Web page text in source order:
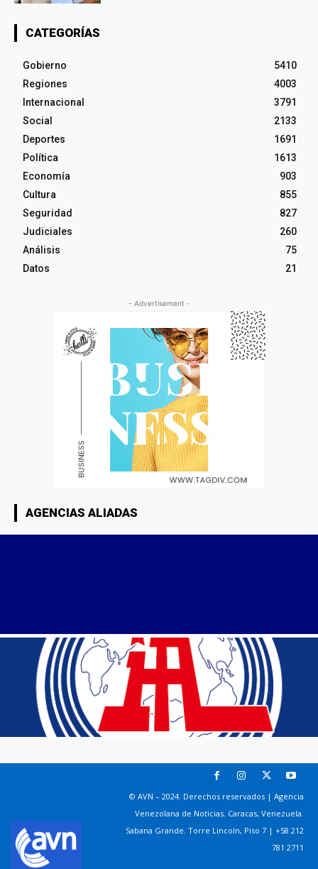
CATEGORÍAS
Gobierno
5410
Regiones
4003
Internacional
3791
Social
2133
Deportes
1691
Política
1613
Economía
903
Cultura
855
Seguridad
827
Judiciales
260
Análisis
75
Datos
21
- Advertisement -
AGENCIAS ALIADAS
© AVN – 2024. Derechos reservados | Agencia
Venezolana de Noticias. Caracas, Venezuela.
Sabana Grande. Torre Lincoln, Piso 7 | +58 212
781 2711